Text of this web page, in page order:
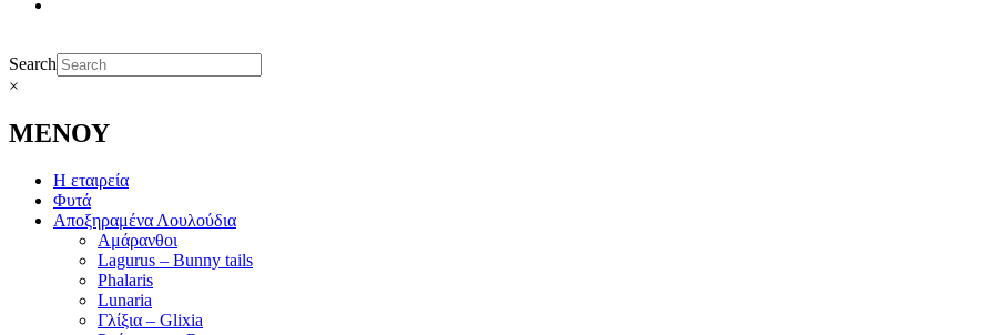
Search
×
ΜΕΝΟΥ
Η εταιρεία
Φυτά
Αποξηραμένα Λουλούδια
Αμάρανθοι
Lagurus – Bunny tails
Phalaris
Lunaria
Γλίξια – Glixia